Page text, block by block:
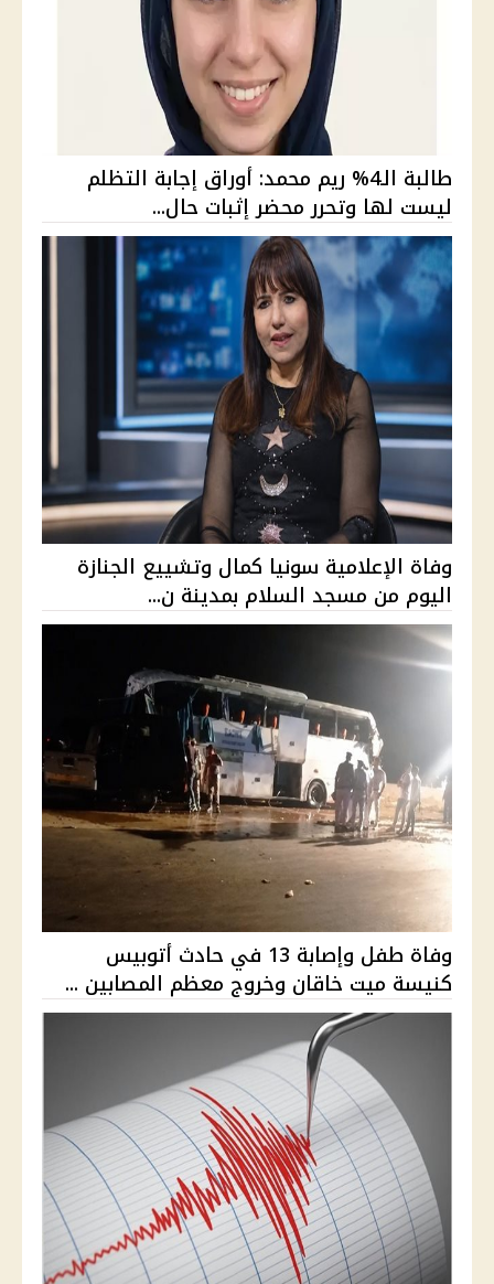
طالبة الـ4% ريم محمد: أوراق إجابة التظلم
ليست لها وتحرر محضر إثبات حال...
وفاة الإعلامية سونيا كمال وتشييع الجنازة
اليوم من مسجد السلام بمدينة ن...
وفاة طفل وإصابة 13 في حادث أتوبيس
كنيسة ميت خاقان وخروج معظم المصابين ...